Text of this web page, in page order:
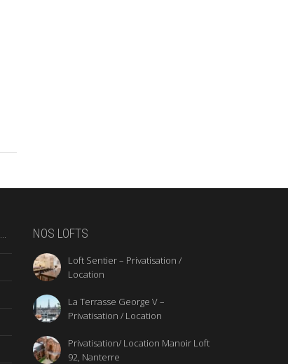
NOS LOFTS
Loft Sentier – Privatisation /
Location
La Terrasse George V –
Privatisation / Location
Privatisation/ Location Manoir Loft
92, Nanterre